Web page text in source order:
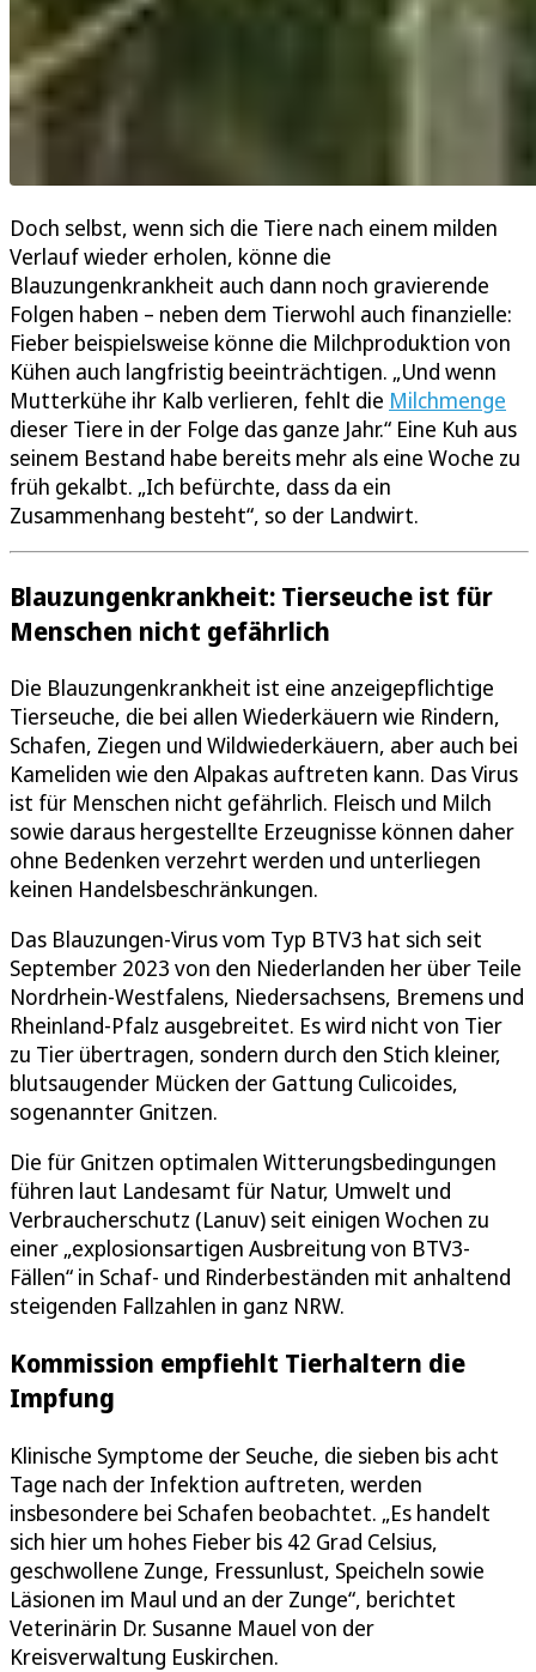
Doch selbst, wenn sich die Tiere nach einem milden
Verlauf wieder erholen, könne die
Blauzungenkrankheit auch dann noch gravierende
Folgen haben – neben dem Tierwohl auch finanzielle:
Fieber beispielsweise könne die Milchproduktion von
Kühen auch langfristig beeinträchtigen. „Und wenn
Mutterkühe ihr Kalb verlieren, fehlt die Milchmenge
dieser Tiere in der Folge das ganze Jahr.“ Eine Kuh aus
seinem Bestand habe bereits mehr als eine Woche zu
früh gekalbt. „Ich befürchte, dass da ein
Zusammenhang besteht“, so der Landwirt.
Blauzungenkrankheit: Tierseuche ist für
Menschen nicht gefährlich
Die Blauzungenkrankheit ist eine anzeigepflichtige
Tierseuche, die bei allen Wiederkäuern wie Rindern,
Schafen, Ziegen und Wildwiederkäuern, aber auch bei
Kameliden wie den Alpakas auftreten kann. Das Virus
ist für Menschen nicht gefährlich. Fleisch und Milch
sowie daraus hergestellte Erzeugnisse können daher
ohne Bedenken verzehrt werden und unterliegen
keinen Handelsbeschränkungen.
Das Blauzungen-Virus vom Typ BTV3 hat sich seit
September 2023 von den Niederlanden her über Teile
Nordrhein-Westfalens, Niedersachsens, Bremens und
Rheinland-Pfalz ausgebreitet. Es wird nicht von Tier
zu Tier übertragen, sondern durch den Stich kleiner,
blutsaugender Mücken der Gattung Culicoides,
sogenannter Gnitzen.
Die für Gnitzen optimalen Witterungsbedingungen
führen laut Landesamt für Natur, Umwelt und
Verbraucherschutz (Lanuv) seit einigen Wochen zu
einer „explosionsartigen Ausbreitung von BTV3-
Fällen“ in Schaf- und Rinderbeständen mit anhaltend
steigenden Fallzahlen in ganz NRW.
Kommission empfiehlt Tierhaltern die
Impfung
Klinische Symptome der Seuche, die sieben bis acht
Tage nach der Infektion auftreten, werden
insbesondere bei Schafen beobachtet. „Es handelt
sich hier um hohes Fieber bis 42 Grad Celsius,
geschwollene Zunge, Fressunlust, Speicheln sowie
Läsionen im Maul und an der Zunge“, berichtet
Veterinärin Dr. Susanne Mauel von der
Kreisverwaltung Euskirchen.